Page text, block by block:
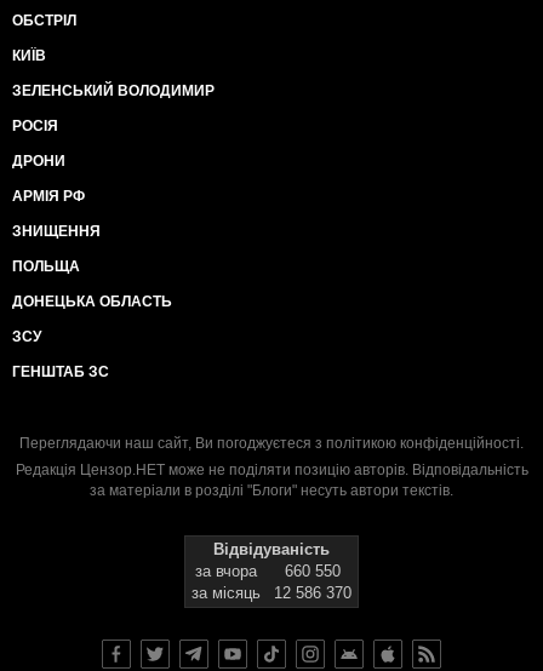
ОБСТРІЛ
КИЇВ
ЗЕЛЕНСЬКИЙ ВОЛОДИМИР
РОСІЯ
ДРОНИ
АРМІЯ РФ
ЗНИЩЕННЯ
ПОЛЬЩА
ДОНЕЦЬКА ОБЛАСТЬ
ЗСУ
ГЕНШТАБ ЗС
Переглядаючи наш сайт, Ви погоджуєтеся з політикою конфіденційності.
Редакція Цензор.НЕТ може не поділяти позицію авторів. Відповідальність
за матеріали в розділі "Блоги" несуть автори текстів.
Відвідуваність
за вчора
660 550
за місяць
12 586 370